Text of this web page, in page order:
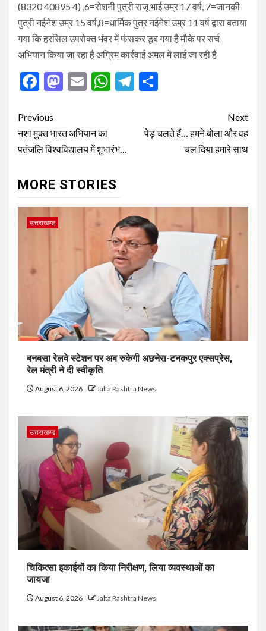
(8320 40895 4) ,6=रोशनी पुत्री राजू भाई उम्र 17 वर्ष, 7=जानकी
पुत्री नईनेश उम्र 15 वर्ष,8=धार्मिक पुत्र नईनेश उम्र 11 वर्ष द्वारा बताया
गया कि हरसिल उपरोक्त भंवर में फंसकर डूब गया है मौके पर सर्च
अभियान किया जा रहा है अग्रिम कार्रवाई अमल में लाई जा रही है
Facebook
Mastodon
EmailWhatsApp
Telegram
Post
navigation
Previous
नशा मुक्त भारत अभियान का
पतंजलि विश्वविद्यालय में शुभारंभ…
Next
पेड़ चलते हैं… हमने बोला और वह
चल दिया हमारे साथ
MORE STORIES
उत्तराखण्ड
बनबसा रेलवे स्टेशन पर अब रुकेगी अछनेरा-टनकपुर एक्सप्रेस,
रेल मंत्री ने दी स्वीकृति
August 6, 2026 Jalta Rashtra News
उत्तराखण्ड
चिकित्सा इकाईयों का किया निरीक्षण, लिया व्यवस्थाओं का
जायजा
August 6, 2026 Jalta Rashtra News